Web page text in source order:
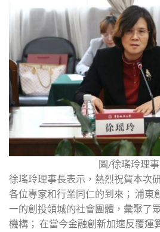
圖/徐瑤玲理
徐瑤玲理事長表示，熱烈祝賀本次
各位專家和行業同仁的到來； 浦東
一的創投領城的社會團體，彙聚了
機構； 在當今金融創新加速反覆運